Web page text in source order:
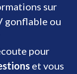
sur
gonflable ou
pour
et vous